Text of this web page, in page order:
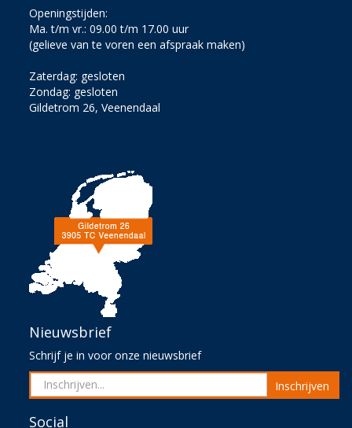
Openingstijden:
Ma. t/m vr.: 09.00 t/m 17.00 uur
(gelieve van te voren een afspraak maken)
Zaterdag: gesloten
Zondag: gesloten
Gildetrom 26, Veenendaal
Nieuwsbrief
Schrijf je in voor onze nieuwsbrief
Inschrijven
Social